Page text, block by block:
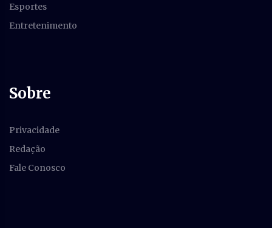
Esportes
Entretenimento
Sobre
Privacidade
Redação
Fale Conosco